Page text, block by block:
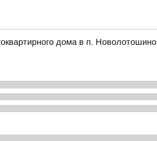
дома в п. Новолотошино